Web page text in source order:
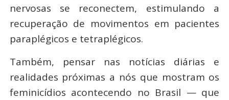
nervosas se reconectem, estimulando a
recuperação de movimentos em pacientes
paraplégicos e tetraplégicos.
Também, pensar nas notícias diárias e
realidades próximas a nós que mostram os
feminicídios acontecendo no Brasil — que